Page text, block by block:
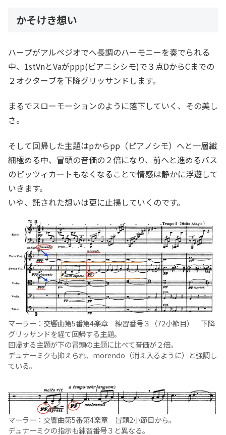
かそけき想い
ハープがアルペジオでへ長調のハーモニーを奏でられる
中、1stVnとVaがppp(ピアニシシモ)で３点DからCまでの
２オクターブを下降グリッサンドします。
まるでスローモーションのように落下していく、その美し
さ。
そして回帰した主題はpからpp（ピアノシモ）へと一層繊
細極める中、冒頭の音価の２倍になり、前へと進めるバス
のピッツィカートもなくなることで情感は静かに浮遊して
いきます。
いや、託された想いは更に止揚していくのです。
マーラー：交響曲第5番第4楽章 練習番号３（72小節目） 下降
グリッサンドを経て回帰する主題。
回帰する主題が下の冒頭の主題に比べて音価が２倍。
デュナーミクも抑えられ、morendo（消え入るように）と強調し
ている。
マーラー：交響曲第5番第4楽章 冒頭2小節目から。
デュナーミクの指示も練習番号３と異なる。